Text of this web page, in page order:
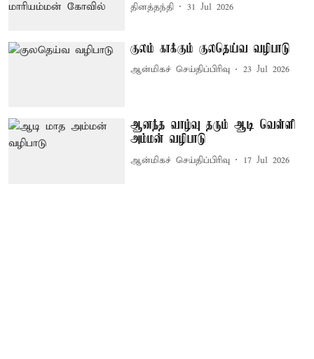
தினத்தந்தி 31 Jul 2026
குலம் காக்கும் குலதெய்வ வழிபாடு
ஆன்மிகச் செய்திப்பிரிவு 23 Jul 2026
ஆனந்த வாழ்வு தரும் ஆடி வெள்ளி
அம்மன் வழிபாடு
ஆன்மிகச் செய்திப்பிரிவு 17 Jul 2026